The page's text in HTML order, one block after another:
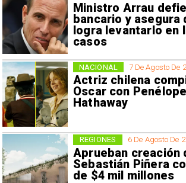
Ministro Arrau
bancario y asegura
logra levantarlo en
casos
7 De Agosto De
Actriz chilena
Oscar con
Hathaway
NACIONAL
6 De Agosto De
Aprueban creación
Sebastián Piñera
de $4 mil millones
REGIONES